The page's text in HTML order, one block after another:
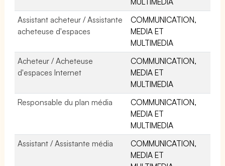
Assistant acheteur / Assistante
acheteuse d'espaces
COMMUNICATION,
MEDIA ET
MULTIMEDIA
Acheteur / Acheteuse
d'espaces Internet
COMMUNICATION,
MEDIA ET
MULTIMEDIA
Responsable du plan média
COMMUNICATION,
MEDIA ET
MULTIMEDIA
Assistant / Assistante média
COMMUNICATION,
MEDIA ET